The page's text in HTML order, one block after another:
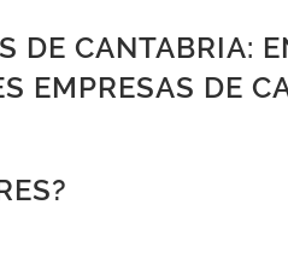
DE CANTABRIA:
EMPRESAS DE